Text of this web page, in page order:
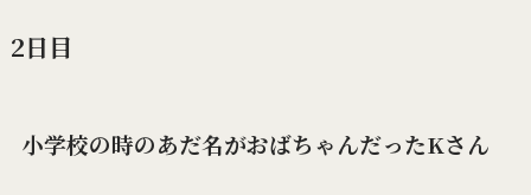
2日目
小学校の時のあだ名がおばちゃんだったKさん